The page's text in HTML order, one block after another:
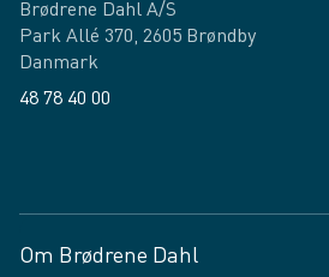
Brødrene Dahl A/S
Park Allé 370, 2605 Brøndby
Danmark
48 78 40 00
Om Brødrene Dahl